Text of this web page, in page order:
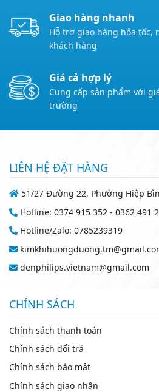
Giao hàng nhanh
Hỗ trợ giao hàng hỏa tốc,
khách hàng
Giá cả hợp lý
Cung cấp sản phẩm với
trường
LIÊN HỆ ĐẶT HÀNG
51/27 Đường 22, Phường Hiệp
Hotline: 0374 915 352 - 0362 491
Hotline/Zalo: 0785239319
denphilips.vietnam@gmail.com
CHÍNH SÁCH
Chính sách thanh toán
Chính sách đổi trả
Chính sách bảo mật
Chính sách giao nhận